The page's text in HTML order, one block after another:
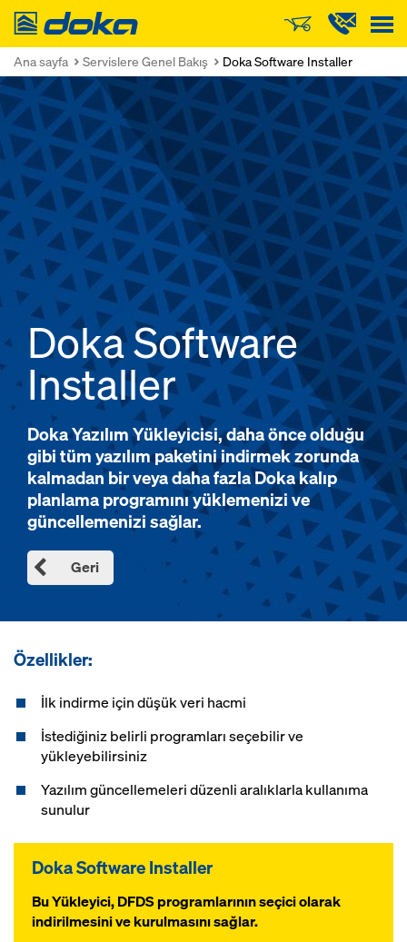
Doka
Ana sayfa Servislere Genel Bakış Doka Software Installer
Doka Software
Installer
Doka Yazılım Yükleyicisi, daha önce olduğu
gibi tüm yazılım paketini indirmek zorunda
kalmadan bir veya daha fazla Doka kalıp
planlama programını yüklemenizi ve
güncellemenizi sağlar.
Geri
Özellikler:
İlk indirme için düşük veri hacmi
İstediğiniz belirli programları seçebilir ve
yükleyebilirsiniz
Yazılım güncellemeleri düzenli aralıklarla kullanıma
sunulur
Doka Software Installer
Bu Yükleyici, DFDS programlarının seçici olarak
indirilmesini ve kurulmasını sağlar.